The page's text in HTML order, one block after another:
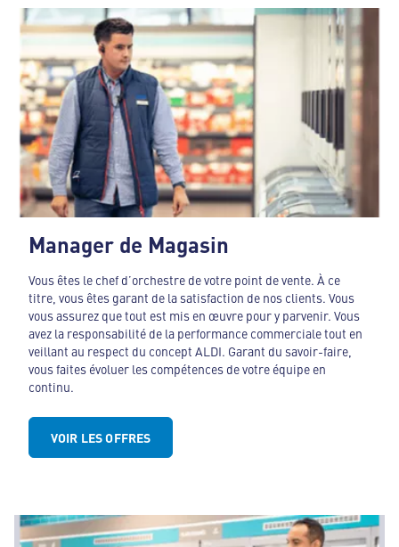
Manager de Magasin
Vous êtes le chef d’orchestre de votre point de vente. À ce
titre, vous êtes garant de la satisfaction de nos clients. Vous
vous assurez que tout est mis en œuvre pour y parvenir. Vous
avez la responsabilité de la performance commerciale tout en
veillant au respect du concept ALDI. Garant du savoir-faire,
vous faites évoluer les compétences de votre équipe en
continu.
VOIR LES OFFRES